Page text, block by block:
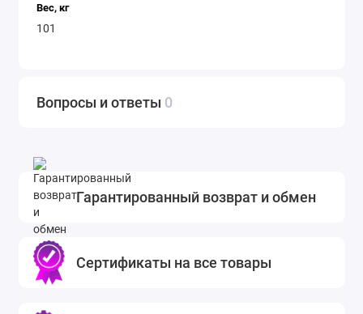
Вес, кг
101
Вопросы и ответы 0
Гарантированный возврат и обмен
Сертификаты на все товары